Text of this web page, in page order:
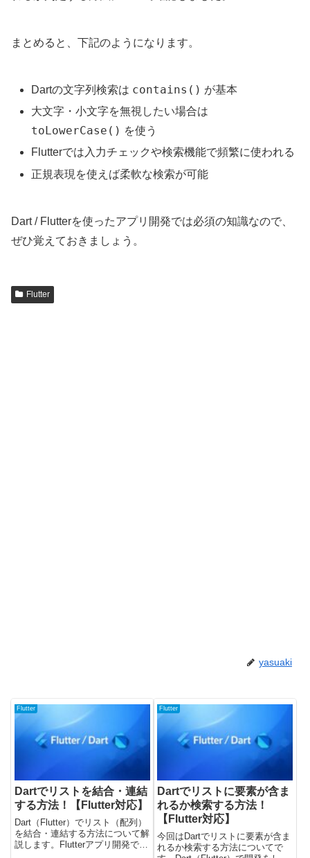
まとめると、下記のようになります。
Dartの文字列検索は contains() が基本
大文字・小文字を無視したい場合は
toLowerCase() を使う
Flutterでは入力チェックや検索機能で頻繁に使われる
正規表現を使えば柔軟な検索が可能
Dart / Flutterを使ったアプリ開発では必須の知識なので、
ぜひ覚えておきましょう。
Flutter
yasuaki
Flutter
Dartでリストを結合・連結
する方法！【Flutter対応】
Dart（Flutter）でリスト（配列）
を結合・連結する方法について解
説します。Flutterアプリ開発で
Flutter
Dartでリストに要素が含ま
れるか検索する方法！
【Flutter対応】
今回はDartでリストに要素が含ま
れるか検索する方法についてで